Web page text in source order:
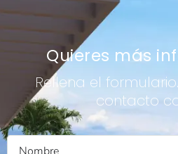
Quieres más
Rellena el
contacto